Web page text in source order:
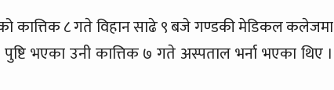
कात्तिक ८ गते विहान साढे ९ बजे गण्डकी मेडिकल कलेजमा
भएका उनी कात्तिक ७ गते अस्पताल भर्ना भएका थिए ।